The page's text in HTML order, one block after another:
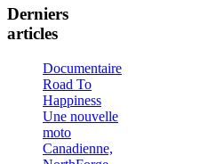
Derniers
articles
Documentaire
Road To
Happiness
Une nouvelle
moto
Canadienne,